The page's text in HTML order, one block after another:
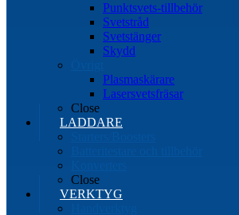
Punktsvets-tillbehör
Svetstråd
Svetstänger
Skydd
Plasmaskärare
Lasersvetsfräsar
Close
LADDARE
Close
VERKTYG